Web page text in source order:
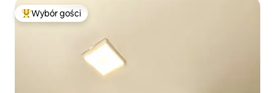
Najpopularniejsze z kategorii Wybór gości
Wybór gości